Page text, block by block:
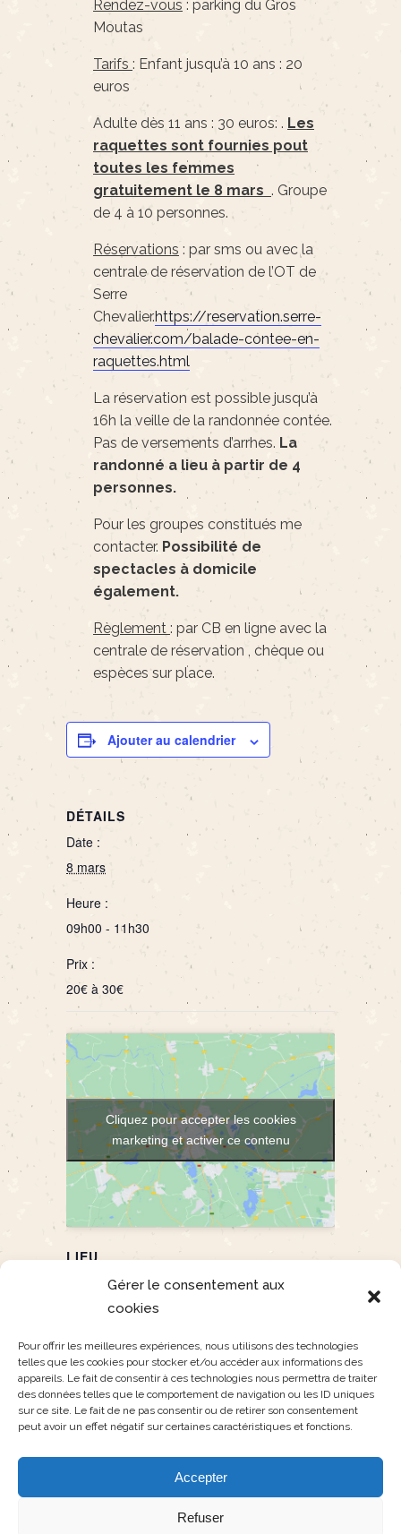
Gérer le consentement aux
cookies
Pour offrir les meilleures expériences, nous utilisons des technologies
telles que les cookies pour stocker et/ou accéder aux informations des
appareils. Le fait de consentir à ces technologies nous permettra de traiter
des données telles que le comportement de navigation ou les ID uniques
sur ce site. Le fait de ne pas consentir ou de retirer son consentement
peut avoir un effet négatif sur certaines caractéristiques et fonctions.
Accepter
Refuser
Rendez-vous : parking du Gros
Moutas
Tarifs : Enfant jusqu’à 10 ans : 20
euros
Adulte dès 11 ans : 30 euros: . Les
raquettes sont fournies pout
toutes les femmes
gratuitement le 8 mars . Groupe
de 4 à 10 personnes.
Réservations : par sms ou avec la
centrale de réservation de l’OT de
Serre
Chevalier.https://reservation.serre-
chevalier.com/balade-contee-en-
raquettes.html
La réservation est possible jusqu’à
16h la veille de la randonnée contée.
Pas de versements d’arrhes. La
randonné a lieu à partir de 4
personnes.
Pour les groupes constitués me
contacter. Possibilité de
spectacles à domicile
également.
Règlement : par CB en ligne avec la
centrale de réservation , chèque ou
espèces sur place.
Ajouter au calendrier
DÉTAILS
Date :
8 mars
Heure :
09h00 - 11h30
Prix :
20€ à 30€
LIEU
Le Monêtier-les Bains
Parking du Gros Moutas
Google Map
Cliquez pour accepter les cookies
marketing et activer ce contenu
BALADE CONTEE EN
RAQUETTES
BALADE CONTEE EN
RAQUETTES